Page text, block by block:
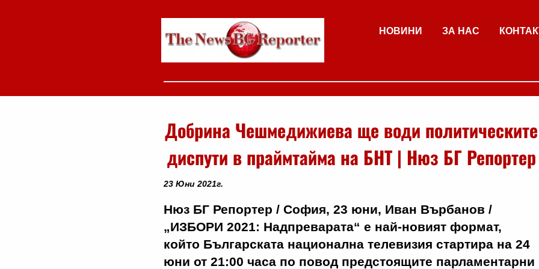
НОВИНИ ЗА НАС
Добрина Чешмедижиева ще води политическите
диспути в праймтайма на БНТ | Нюз БГ Репортер
23 Юни 2021г.
Нюз БГ Репортер / София, 23 юни, Иван Върбанов /
„ИЗБОРИ 2021: Надпреварата“ е най-новият формат,
който Българската национална телевизия стартира на 24
юни от 21:00 часа по повод предстоящите парламентарни